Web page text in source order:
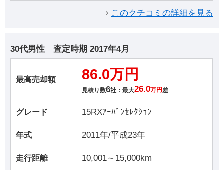
このクチコミの詳細を見る
30代男性 査定時期 2017年4月
最高売却額 86.0万円
見積り数6社：最大26.0万円 差
グレード 15RXｱｰﾊﾞﾝｾﾚｸｼｮﾝ
年式 2011年/平成23年
走行距離 10,001～15,000km